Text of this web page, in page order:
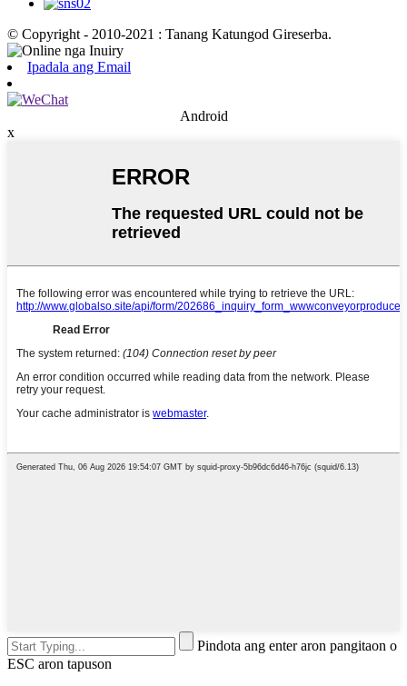
© Copyright - 2010-2021 : Tanang Katungod Gireserba.
Ipadala ang Email
Android
x
Pindota ang enter aron pangitaon o
ESC aron tapuson